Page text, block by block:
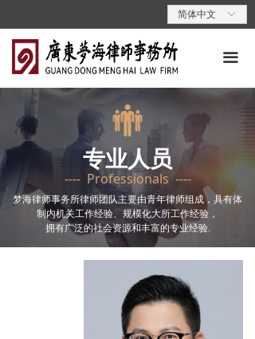
끀
关于梦海
专业领域
专业人员
梦海动态
梦海党建
梦海说法
ꀅ
简体中文
梦海律师事务所律师团队主要由青年律师组成，具有体
制内机关工作经验、规模化大所工作经验，
拥有广泛的社会资源和丰富的专业经验.
---- Professionals ----
专业人员